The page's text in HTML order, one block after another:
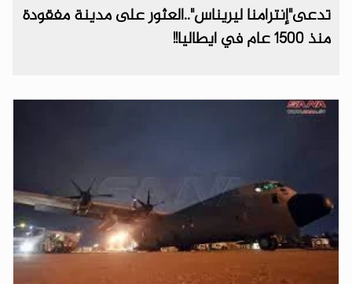
تدعى"إنترامنا ليريناس"..العثور على مدينة مفقودة
منذ 1500 عام في ايطاليا!!